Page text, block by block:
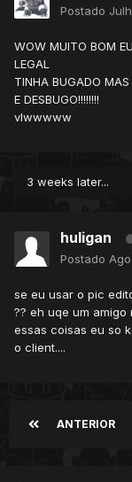
Postado
WOW MUITO BOM
LEGAL
TINHA BUGADO
E DESBUGO!!!!!!!!
vlwwwww
3 weeks later...
huligan
Postado
se eu usar o pic
?? eh uqe um
essas coisas eu so
o client....
ANTERIOR